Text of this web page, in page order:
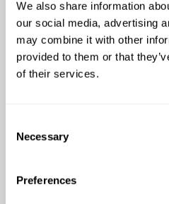
We also share information
our social media, advertising
may combine it with other
provided to them or that
of their services.
Necessary
Preferences
excellence at the highest level.